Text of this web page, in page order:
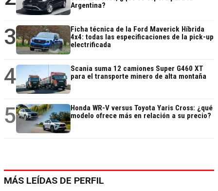
Argentina?
3
Ficha técnica de la Ford Maverick Híbrida
4x4: todas las especificaciones de la pick-up
electrificada
4
Scania suma 12 camiones Super G460 XT
para el transporte minero de alta montaña
5
Honda WR-V versus Toyota Yaris Cross: ¿qué
modelo ofrece más en relación a su precio?
MÁS LEÍDAS DE PERFIL